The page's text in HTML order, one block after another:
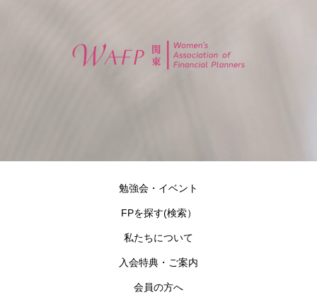
勉強会・イベント
FPを探す(検索）
私たちについて
入会特典・ご案内
会員の方へ